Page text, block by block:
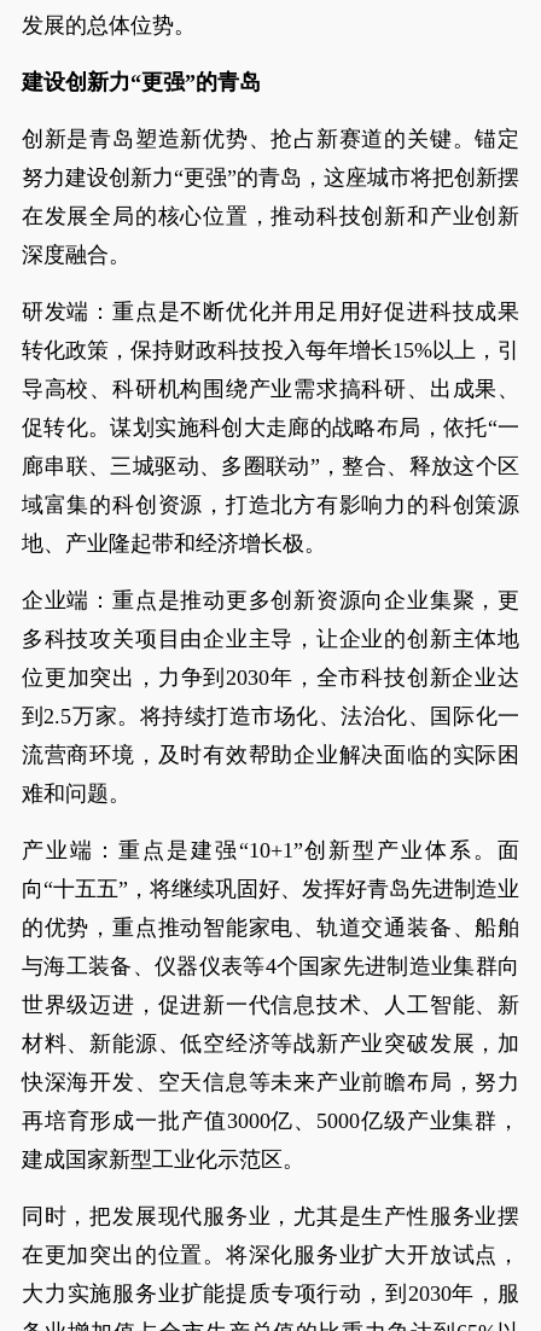
发展的总体位势。
建设创新力“更强”的青岛
创新是青岛塑造新优势、抢占新赛道的关键。锚定
努力建设创新力“更强”的青岛，这座城市将把创新摆
在发展全局的核心位置，推动科技创新和产业创新
深度融合。
研发端：重点是不断优化并用足用好促进科技成果
转化政策，保持财政科技投入每年增长15%以上，引
导高校、科研机构围绕产业需求搞科研、出成果、
促转化。谋划实施科创大走廊的战略布局，依托“一
廊串联、三城驱动、多圈联动”，整合、释放这个区
域富集的科创资源，打造北方有影响力的科创策源
地、产业隆起带和经济增长极。
企业端：重点是推动更多创新资源向企业集聚，更
多科技攻关项目由企业主导，让企业的创新主体地
位更加突出，力争到2030年，全市科技创新企业达
到2.5万家。将持续打造市场化、法治化、国际化一
流营商环境，及时有效帮助企业解决面临的实际困
难和问题。
产业端：重点是建强“10+1”创新型产业体系。面
向“十五五”，将继续巩固好、发挥好青岛先进制造业
的优势，重点推动智能家电、轨道交通装备、船舶
与海工装备、仪器仪表等4个国家先进制造业集群向
世界级迈进，促进新一代信息技术、人工智能、新
材料、新能源、低空经济等战新产业突破发展，加
快深海开发、空天信息等未来产业前瞻布局，努力
再培育形成一批产值3000亿、5000亿级产业集群，
建成国家新型工业化示范区。
同时，把发展现代服务业，尤其是生产性服务业摆
在更加突出的位置。将深化服务业扩大开放试点，
大力实施服务业扩能提质专项行动，到2030年，服